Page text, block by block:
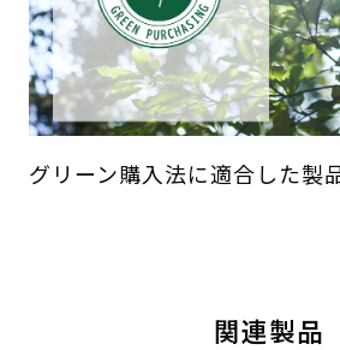
グリーン購入法に適合した製
関連製品